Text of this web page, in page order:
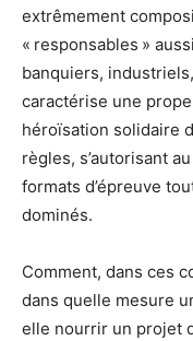
extrêmement
« responsables »
banquiers,
caractérise une
héroïsation solidaire
règles, s’autorisant
formats d’épreuve
dominés.
Comment, dans ces
dans quelle mesure
elle nourrir un projet